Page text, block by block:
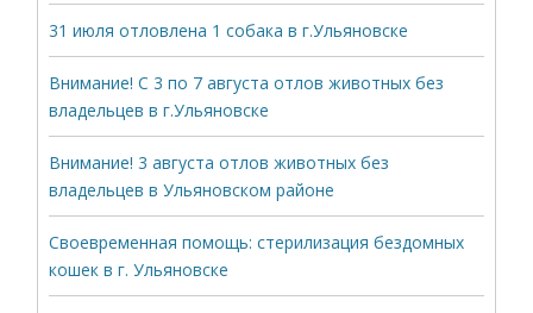
31 июля отловлена 1 собака в г.Ульяновске
Внимание! С 3 по 7 августа отлов животных без
владельцев в г.Ульяновске
Внимание! 3 августа отлов животных без
владельцев в Ульяновском районе
Своевременная помощь: стерилизация бездомных
кошек в г. Ульяновске